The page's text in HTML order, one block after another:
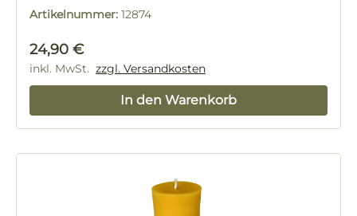
Artikelnummer: 12874
Regulärer Preis:
24,90 €
inkl. MwSt. zzgl. Versandkosten
In den Warenkorb